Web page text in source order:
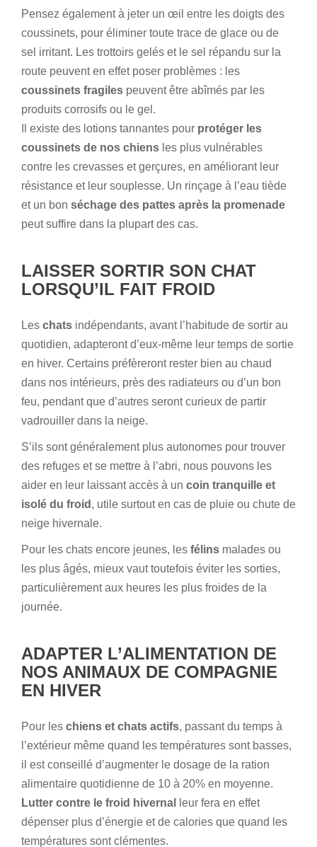
Pensez également à jeter un œil entre les doigts des
coussinets, pour éliminer toute trace de glace ou de
sel irritant. Les trottoirs gelés et le sel répandu sur la
route peuvent en effet poser problèmes : les
coussinets fragiles peuvent être abîmés par les
produits corrosifs ou le gel.
Il existe des lotions tannantes pour protéger les
coussinets de nos chiens les plus vulnérables
contre les crevasses et gerçures, en améliorant leur
résistance et leur souplesse. Un rinçage à l’eau tiède
et un bon séchage des pattes après la promenade
peut suffire dans la plupart des cas.
LAISSER SORTIR SON CHAT
LORSQU’IL FAIT FROID
Les chats indépendants, avant l’habitude de sortir au
quotidien, adapteront d’eux-même leur temps de sortie
en hiver. Certains préfèreront rester bien au chaud
dans nos intérieurs, près des radiateurs ou d’un bon
feu, pendant que d’autres seront curieux de partir
vadrouiller dans la neige.
S’ils sont généralement plus autonomes pour trouver
des refuges et se mettre à l’abri, nous pouvons les
aider en leur laissant accès à un coin tranquille et
isolé du froid , utile surtout en cas de pluie ou chute de
neige hivernale.
Pour les chats encore jeunes, les félins malades ou
les plus âgés, mieux vaut toutefois éviter les sorties,
particulièrement aux heures les plus froides de la
journée.
ADAPTER L’ALIMENTATION DE
NOS ANIMAUX DE COMPAGNIE
EN HIVER
Pour les chiens et chats actifs, passant du temps à
l’extérieur même quand les températures sont basses,
il est conseillé d’augmenter le dosage de la ration
alimentaire quotidienne de 10 à 20% en moyenne.
Lutter contre le froid hivernal
leur fera en effet
dépenser plus d’énergie et de calories que quand les
températures sont clémentes.